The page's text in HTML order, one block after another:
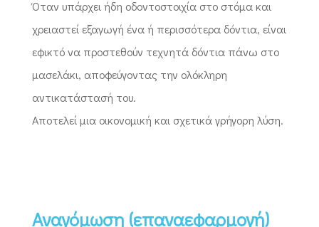
Όταν υπάρχει ήδη οδοντοστοιχία στο στόμα και
χρειαστεί εξαγωγή ένα ή περισσότερα δόντια, είναι
εφικτό να προστεθούν τεχνητά δόντια πάνω στο
μασελάκι, αποφεύγοντας την ολόκληρη
αντικατάστασή του.
Αποτελεί μια οικονομική και σχετικά γρήγορη λύση.
Αναγόμωση (επαναεφαρμογή)